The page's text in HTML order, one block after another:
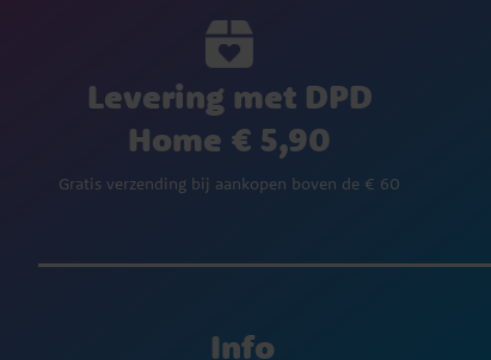
Levering met DPD
Home € 5,90
Gratis verzending bij aankopen boven de € 60
Info